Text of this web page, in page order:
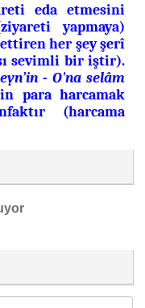
eda etmesini
yapmaya)
her şey şerî
sevimli bir iştir).
- O'na selâm
para harcamak
(harcama